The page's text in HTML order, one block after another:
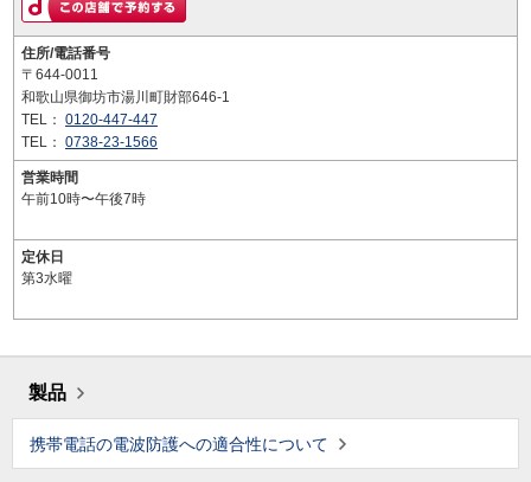
住所/電話番号
〒644-0011
和歌山県御坊市湯川町財部646-1
TEL： 0120-447-447
TEL： 0738-23-1566
営業時間
午前10時〜午後7時
定休日
第3水曜
製品
携帯電話の電波防護への適合性について